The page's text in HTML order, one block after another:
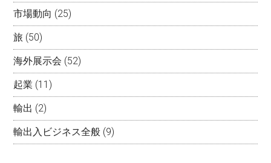
市場動向 (25)
旅 (50)
海外展示会 (52)
起業 (11)
輸出 (2)
輸出入ビジネス全般 (9)